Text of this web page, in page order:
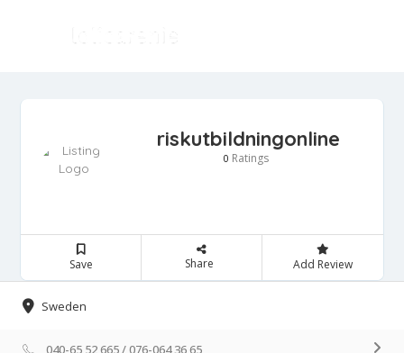
riskutbildningonline
0 Ratings
Save Share Add Review
Sweden
040-65 52 665 / 076-064 36 65